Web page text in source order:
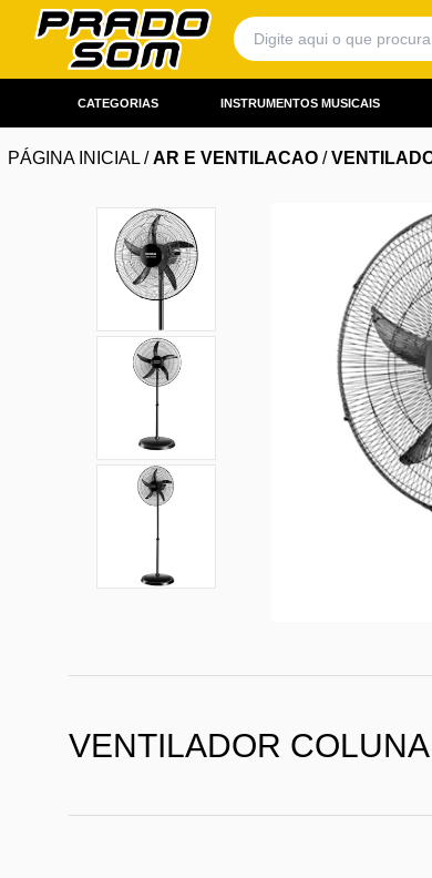
CATEGORIAS INSTRUMENTOS MUSICAIS
PÁGINA INICIAL /AR E VENTILACAO /
VENTILADOR